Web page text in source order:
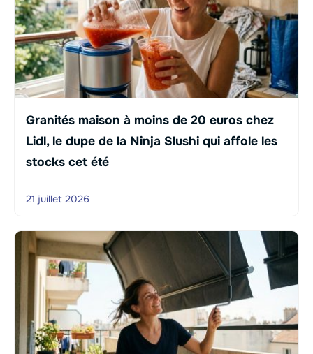
Granités maison à moins de 20 euros chez
Lidl, le dupe de la Ninja Slushi qui affole les
stocks cet été
21 juillet 2026